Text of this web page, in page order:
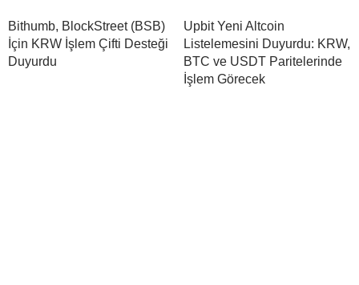
Bithumb, BlockStreet (BSB)
İçin KRW İşlem Çifti Desteği
Duyurdu
Upbit Yeni Altcoin
Listelemesini Duyurdu: KRW,
BTC ve USDT Paritelerinde
İşlem Görecek